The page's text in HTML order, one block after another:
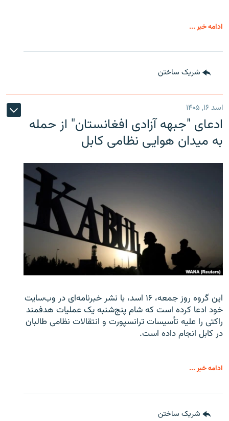
ادامه خبر ...
شریک ساختن
اسد ۱۶, ۱۴۰۵
ادعای "جبهه آزادی افغانستان" از حمله
به میدان هوایی نظامی کابل
این گروه روز جمعه، ۱۶ اسد، با نشر خبرنامه‌ای در وب‌سایت
خود ادعا کرده است که شام پنج‌شنبه یک عملیات هدفمند
راکتی را علیه تأسیسات ترانسپورت و انتقالات نظامی طالبان
در کابل انجام داده است.
ادامه خبر ...
شریک ساختن